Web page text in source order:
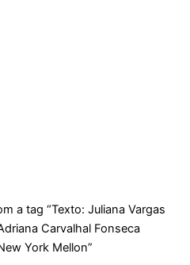
a tag “Texto: Juliana Vargas
Carvalhal Fonseca
York Mellon”